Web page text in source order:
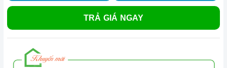
TRẢ GIÁ NGAY